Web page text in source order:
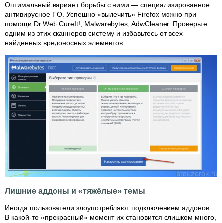
Оптимальный вариант борьбы с ними — специализированное
антивирусное ПО. Успешно «вылечить» Firefox можно при
помощи Dr.Web CureIt!, Malwarebytes, AdwCleaner. Проверьте
одним из этих сканнеров систему и избавьтесь от всех
найденных вредоносных элементов.
Лишние аддоны и «тяжёлые» темы
Иногда пользователи злоупотребляют подключением аддонов.
В какой-то «прекрасный» момент их становится слишком много,